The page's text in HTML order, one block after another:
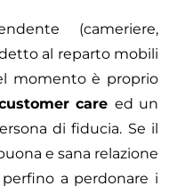
(cameriere,
al reparto mobili
momento è proprio
care ed un
di fiducia. Se il
e sana relazione
a perdonare i